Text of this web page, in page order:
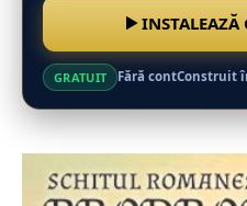
INSTALEAZĂ
GRATUIT Fără contConstruit